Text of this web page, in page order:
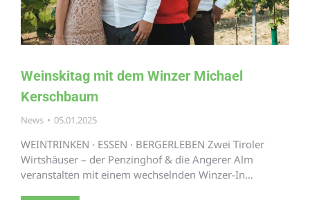
Weinskitag mit dem Winzer Michael
Kerschbaum
News 05.01.2025
WEINTRINKEN · ESSEN · BERGERLEBEN Zwei Tiroler
Wirtshäuser – der Penzinghof & die Angerer Alm
veranstalten mit einem wechselnden Winzer-In…